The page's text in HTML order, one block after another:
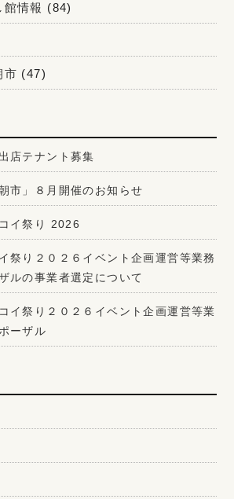
館情報 (84)
市 (47)
店テナント募集
市」８月開催のお知らせ
イ祭り 2026
祭り２０２６イベント企画運営等業務
ルの事業者選定について
イ祭り２０２６イベント企画運営等業
ーザル